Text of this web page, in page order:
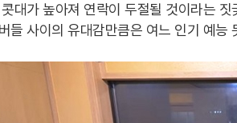
대가 높아져 연락이 두절될 것이라는
들 사이의 유대감만큼은 여느 인기 예능